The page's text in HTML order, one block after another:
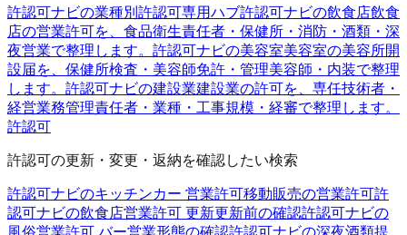
許認可ナビの業種別許認可専用ハブ許認可ナビの飲食店飲食
店の営業許可を、食品衛生責任者・保健所・消防・酒類・深
夜営業で整理します。 許認可ナビの美容室美容室の美容所開
設届を、保健所検査・美容師免許・管理美容師・内装で整理
します。 許認可ナビの建設業建設業の許可を、専任技術者・
経営業務管理責任者・業種・工事規模・経審で整理します。
許認可
許認可の更新・変更・返納を確認したい検索
許認可ナビのキッチンカー 営業許可移動販売の営業許可許
認可ナビの飲食店営業許可 更新更新前の確認許認可ナビの
風俗営業許可 バー営業形態の確認許認可ナビの深夜酒類提